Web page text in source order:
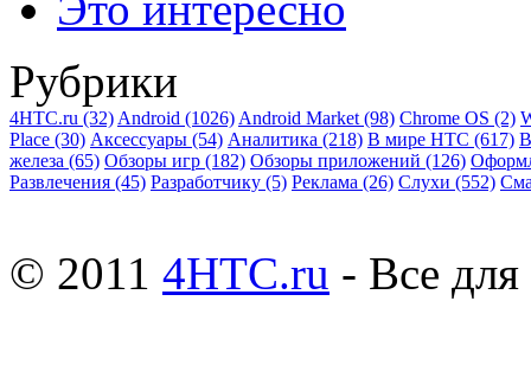
Рубрики
4HTC.ru (32) Android (1026) Android Market (98) Chrome OS (2)
Place (30) Аксессуары (54) Аналитика (218) В мире HTC (617)
железа (65) Обзоры игр (182) Обзоры приложений (126)
Развлечения (45) Разработчику (5) Реклама (26) Слухи (552)
© 2011 4HTC.ru - Все